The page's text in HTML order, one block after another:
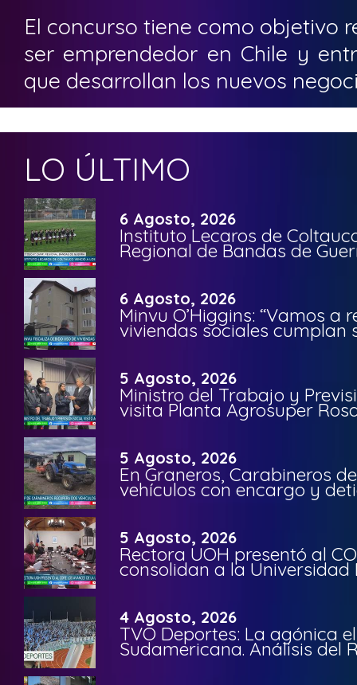
El concurso tiene como objetivo
ser emprendedor en Chile y
que desarrollan los nuevos
LO ÚLTIMO
6 Agosto, 2026
Instituto Lecaros de
Regional de Bandas de
6 Agosto, 2026
Minvu O’Higgins: “Vamos a
viviendas sociales cumplan
5 Agosto, 2026
Ministro del Trabajo y
visita Planta Agrosuper
5 Agosto, 2026
En Graneros, Carabineros
vehículos con encargo y
5 Agosto, 2026
Rectora UOH presentó al
consolidan a la Universidad
4 Agosto, 2026
TVO Deportes: La agónica
Sudamericana. Análisis del